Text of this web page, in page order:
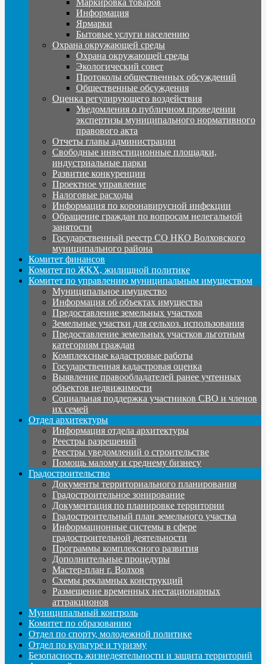
Информация
Ярмарки
Бытовые услуги населению
Охрана окружающей среды
Охрана окружающей среды
Экологический совет
Протоколы общественных обсуждений
Общественные обсуждения
Оценка регулирующего воздействия
Уведомления о публичном проведении
экспертизы муниципального нормативного
правового акта
Отчеты главы администрации
Свободные инвестиционные площадки,
индустриальные парки
Развитие конкуренции
Проектное управление
Налоговые расходы
Информация по коронавирусной инфекции
Обращение граждан по вопросам нелегальной
занятости
Государственный реестр СО НКО Волховского
муниципального района
Комитет финансов
Комитет по ЖКХ, жилищной политике
Комитет по управлению муниципальным имуществом
Муниципальное имущество
Информация об объектах имущества
Предоставление земельных участков
Земельные участки для сельхоз. использования
Предоставление земельных участков льготным
категориям граждан
Комплексные кадастровые работы
Государственная кадастровая оценка
Выявление правообладателей ранее учтенных
объектов недвижимости
Социальная поддержка участников СВО и членов
их семей
Отдел архитектуры
Информация отдела архитектуры
Реестры разрешений
Реестры уведомлений о строительстве
Помощь малому и среднему бизнесу
Градостроительство
Документы территориального планирования
Градостроительное зонирование
Документация по планировке территории
Градостроительный план земельного участка
Информационные системы в сфере
градостроительной деятельности
Программы комплексного развития
Дополнительные процедуры
Мастер-план г. Волхов
Схемы рекламных конструкций
Размещение временных нестационарных
аттракционов
Муниципальный контроль
Комитет по образованию
Отдел по спорту, молодежной политике
Отдел по культуре и туризму
Безопасность жизнедеятельности и защита территорий